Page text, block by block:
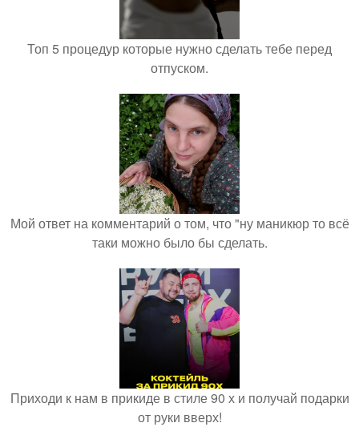
Топ 5 процедур которые нужно сделать тебе перед
отпуском.
Мой ответ на комментарий о том, что "ну маникюр то всё
таки можно было бы сделать.
Приходи к нам в прикиде в стиле 90 х и получай подарки
от руки вверх!